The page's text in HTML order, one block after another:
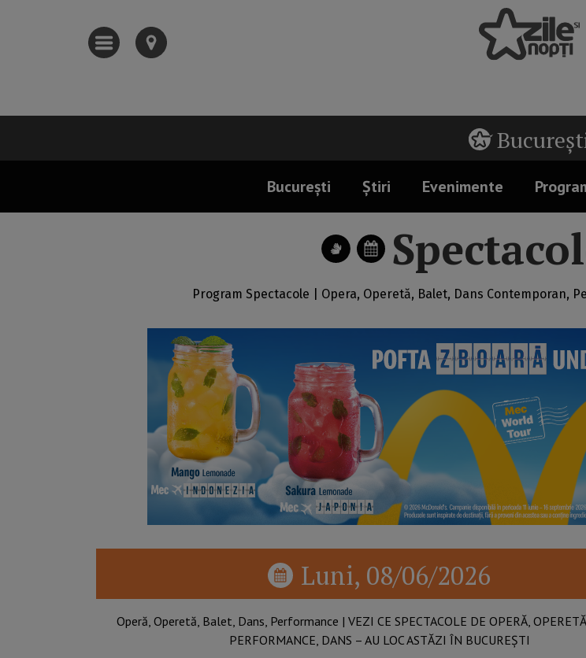
București Știri Evenimente
Program Spectacole | Opera, Operetă, Balet, Dans Contemporan,
Luni, 08/06/2026
Operă, Operetă, Balet, Dans, Performance​ | VEZI CE SPECTACOLE DE OPERĂ,
PERFORMANCE, DANS – AU LOC ASTĂZI ÎN BUCUREȘTI​